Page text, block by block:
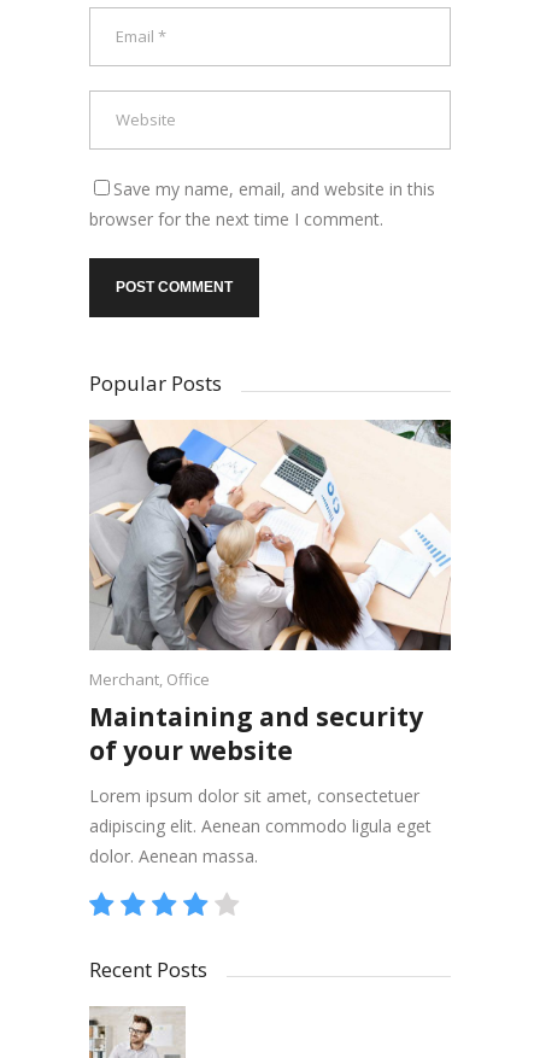
Save my name, email, and website in this
browser for the next time I comment.
Popular Posts
Merchant, Office
Maintaining and security
of your website
Lorem ipsum dolor sit amet, consectetuer
adipiscing elit. Aenean commodo ligula eget
dolor. Aenean massa.
Recent Posts